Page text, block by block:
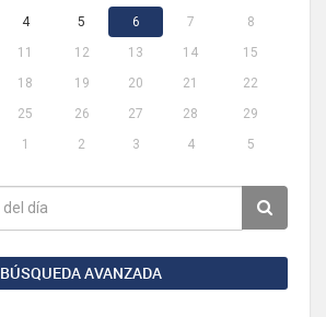
4 5 6 7
8
11 12 13 14
15
18 19 20 21
22
25 26 27 28
29
1 2 3 4 5
BÚSQUEDA AVANZADA